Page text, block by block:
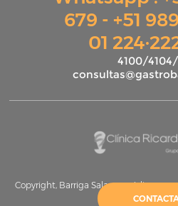
679 - +51
01
4100/4104/
Copyright, Barriga Salazar médicos